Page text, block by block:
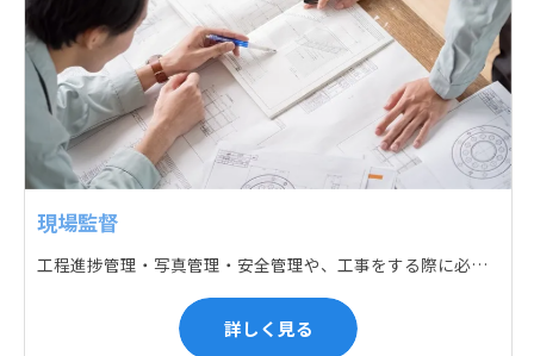
現場監督
工程進捗管理・写真管理・安全管理や、工事をする際に必要な各種書類作成・届出 (申請) などの現場管理業務をお任せします。遅れている箇所のサポートに入るなど、臨機応変な対応が必要になります。
詳しく見る